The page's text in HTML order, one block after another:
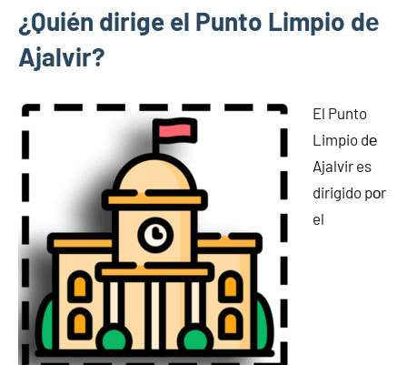
¿Quién dirige el Punto Limpio dе
Ajalvir?
El Punto
Limpio dе
Ajalvir es
dirigido pοr
el